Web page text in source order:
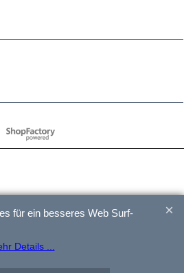
WebShop erstellt mit
ShopFactory Shop
für ein besseres Web Surf-
Details ...